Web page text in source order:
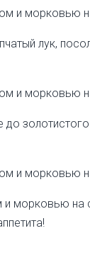
лук,
золотистого
морковью на